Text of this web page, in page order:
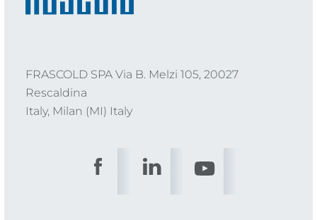
FRASCOLD SPA Via B. Melzi 105, 20027
Rescaldina
Italy, Milan (MI) Italy